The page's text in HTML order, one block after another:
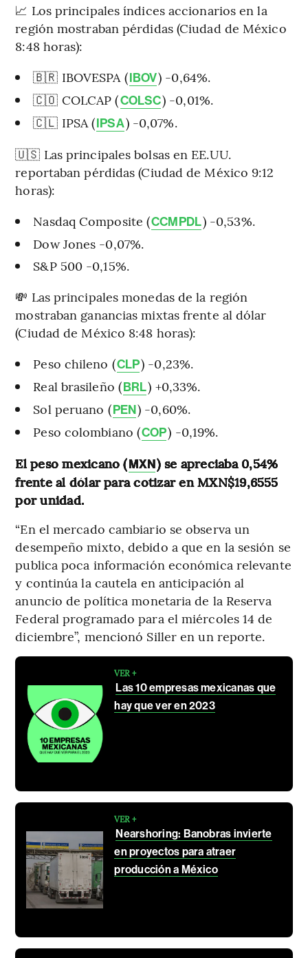
📈 Los principales índices accionarios en la
región mostraban pérdidas (Ciudad de México
8:48 horas):
🇧🇷 IBOVESPA (IBOV) -0,64%.
🇨🇴 COLCAP (COLSC) -0,01%.
🇨🇱 IPSA (IPSA) -0,07%.
🇺🇸 Las principales bolsas en EE.UU.
reportaban pérdidas (Ciudad de México 9:12
horas):
Nasdaq Composite (CCMPDL) -0,53%.
Dow Jones -0,07%.
S&P 500 -0,15%.
💸 Las principales monedas de la región
mostraban ganancias mixtas frente al dólar
(Ciudad de México 8:48 horas):
Peso chileno (CLP) -0,23%.
Real brasileño (BRL) +0,33%.
Sol peruano (PEN) -0,60%.
Peso colombiano (COP) -0,19%.
El peso mexicano (MXN) se apreciaba 0,54%
frente al dólar para cotizar en MXN$19,6555
por unidad.
“En el mercado cambiario se observa un
desempeño mixto, debido a que en la sesión se
publica poca información económica relevante
y continúa la cautela en anticipación al
anuncio de política monetaria de la Reserva
Federal programado para el miércoles 14 de
diciembre”, mencionó Siller en un reporte.
VER +
Las 10 empresas mexicanas que
hay que ver en 2023
VER +
Nearshoring: Banobras invierte
en proyectos para atraer
producción a México